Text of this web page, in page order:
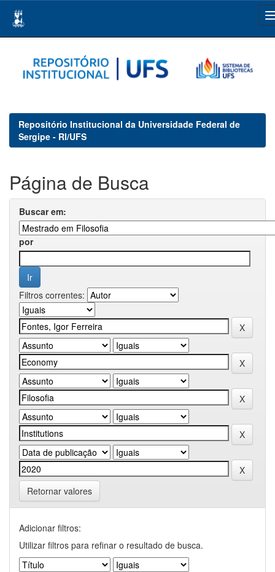
navigation
Repositório Institucional da Universidade Federal de
Sergipe - RI/UFS
Página de Busca
Buscar em:
por
Filtros correntes:
Retornar valores
Adicionar filtros:
Utilizar filtros para refinar o resultado de busca.